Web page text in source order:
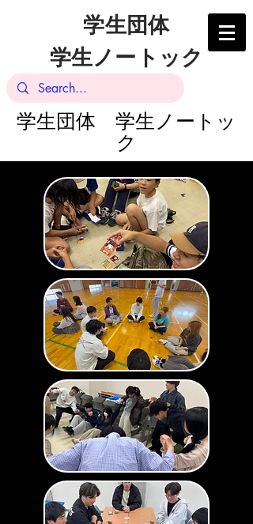
学生団体
学生ノートック
​学生団体 学生ノートッ
ク